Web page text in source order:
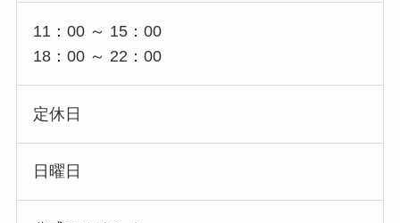
11：00 ～ 15：00
18：00 ～ 22：00
定休日
日曜日